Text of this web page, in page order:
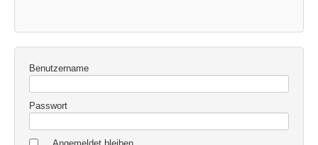
Benutzername
Passwort